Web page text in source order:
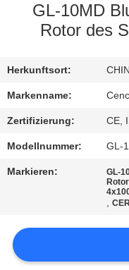
KONTAKT
MIT
UNS
VR
GL-10MD
Rotor des
Herkunftsort:
Markenname:
Zertifizierung: CE,
Modellnummer: GL-
Markieren: GL-
,